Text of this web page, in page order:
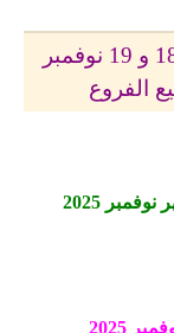
عروض رنين اليوم الثلاثاء والاربعاء 18 و 19 نوفمبر
2025
2025